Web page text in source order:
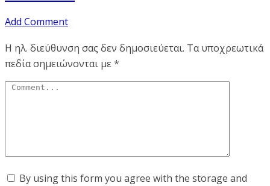
Add Comment
Η ηλ. διεύθυνση σας δεν δημοσιεύεται. Τα υποχρεωτικά
πεδία σημειώνονται με*
By using this form you agree with the storage and